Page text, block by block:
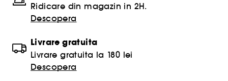
Ridicare din magazin in 2H.
Descopera
Livrare gratuita
Livrare gratuita la 180 lei
Descopera